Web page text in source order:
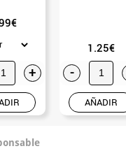
+
1.25€
-
AÑADIR